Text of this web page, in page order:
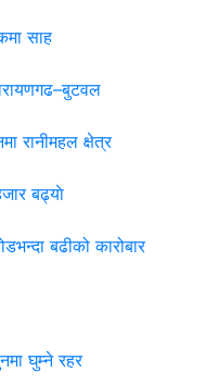
साह
रानीमहल क्षेत्र
बढ्याे
बढीको कारोबार
घुम्ने रहर